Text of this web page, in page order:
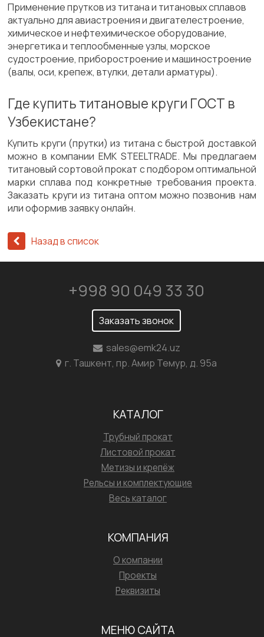
Применение прутков из титана и титановых сплавов
актуально для авиастроения и двигателестроение,
химическое и нефтехимическое оборудование,
энергетика и теплообменные узлы, морское
судостроение, приборостроение и машиностроение
(валы, оси, крепеж, втулки, детали арматуры).
Где купить титановые круги ГОСТ в
Узбекистане?
Купить круги (прутки) из титана с быстрой доставкой
можно в компании EMK STEELTRADE. Мы предлагаем
титановый сортовой прокат с подбором оптимальной
марки сплава под конкретные требования проекта.
Заказать круги из титана оптом можно позвонив нам
или оформив заявку онлайн.
Назад в список
+998 90 049 33 30
Заказать звонок
sales@emk24.uz
г. Ташкент, пр. Амир Темур, д. 95а
КАТАЛОГ
Трубный прокат
Листовой прокат
Метизы и крепёж
Рельсы и комплектующие
Весь каталог
КОМПАНИЯ
О компании
Проекты
Реквизиты
МЕНЮ САЙТА